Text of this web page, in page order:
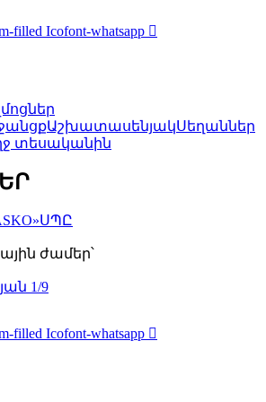
filled Icofont-whatsapp
ԱշխատասենյակՍեղաններ
տեսականին
ժամեր՝
1/9
filled Icofont-whatsapp